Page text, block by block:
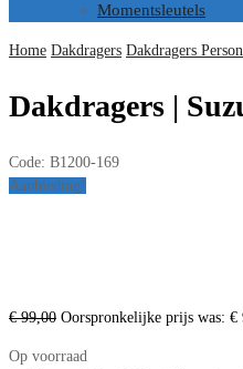
Momentsleutels
Home Dakdragers Dakdragers
Dakdragers |
Code: B1200-169
Aanbieding!
€99,00 Oorspronkelijke prijs was: €
Op voorraad